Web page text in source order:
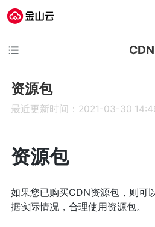
CDN
资源包
最近更新时间：2021-03-30
资源包
如果您已购买CDN资源包，则可
据实际情况，合理使用资源包。